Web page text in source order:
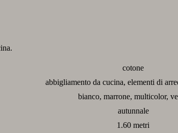
cotone
abbigliamento da cucina, elementi di
bianco, marrone, multicolor,
autunnale
1.60 metri